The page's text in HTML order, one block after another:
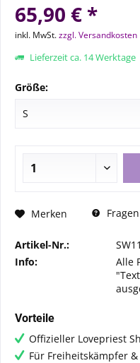
65,90 € *
inkl. MwSt.zzgl. Versandkosten
Lieferzeit ca. 14 Werktage
Größe:
Merken
Artikel-Nr.:
Info:
Alle
Vorteile
Offizieller Lovepriest
Für Freiheitskämpfer